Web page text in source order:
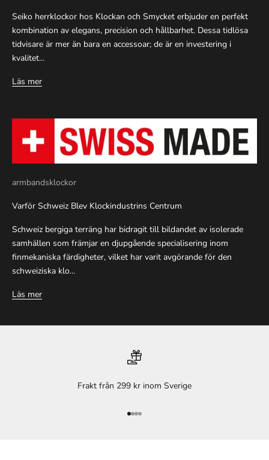
Seiko herrklockor hos Klockan och Smycket erbjuder en perfekt
kombination av elegans, precision och hållbarhet. Dessa tidlösa
tidvisare är mer än bara en accessoar; de är en investering i
kvalitet...
Läs mer
armbandsklockor
Varför Schweiz Blev Klockindustrins Centrum
Schweiz bergiga terräng har bidragit till bildandet av isolerade
samhällen som främjar en djupgående specialisering inom
finmekaniska färdigheter, vilket har varit avgörande för den
schweiziska klo...
Läs mer
Frakt från 299 kr inom Sverige
Gå till 1
Gå till 2
Gå till 3
Gå till 4